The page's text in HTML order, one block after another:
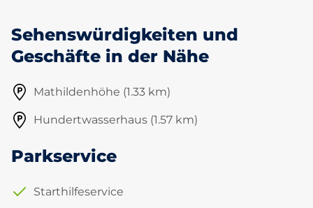
Sehenswürdigkeiten und
Geschäfte in der Nähe
Mathildenhöhe (1.33 km)
Hundertwasserhaus (1.57 km)
Parkservice
Starthilfeservice